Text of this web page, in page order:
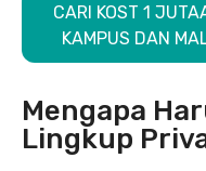
CARI KOST 1
KAMPUS DAN
Mengapa
Lingkup